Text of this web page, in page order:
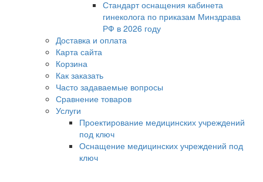
Стандарт оснащения кабинета
гинеколога по приказам Минздрава
РФ в 2026 году
Доставка и оплата
Карта сайта
Корзина
Как заказать
Часто задаваемые вопросы
Сравнение товаров
Услуги
Проектирование медицинских учреждений
под ключ
Оснащение медицинских учреждений под
ключ